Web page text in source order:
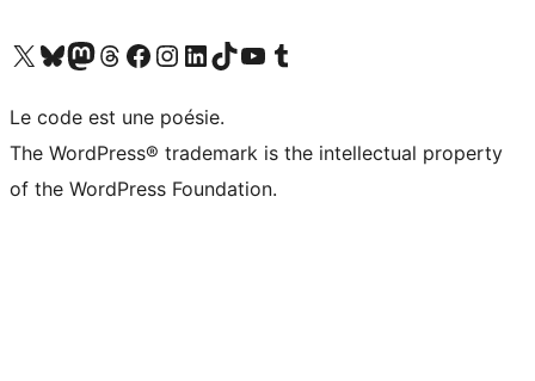
Visitez notre compte X (précédemment Twitter)
Visiter notre compte Bluesky
Visiter notre compte Mastodon
Visiter notre compte Threads
Consulter notre compte Facebook
Consulter notre compte Instagram
Consulter notre compte LinkedIn
Visiter notre compte TokTok
Visiter notre chaîne YouTube
Visiter notre compte Tumblr
Le code est une poésie.
The WordPress® trademark is the intellectual property
of the WordPress Foundation.